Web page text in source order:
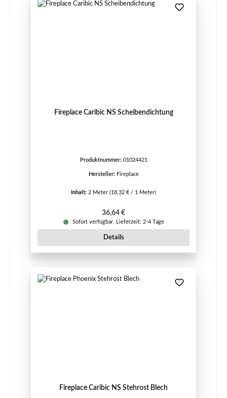
Fireplace Caribic NS Scheibendichtung
Produktnummer: 01024421
Hersteller: Fireplace
Inhalt: 2 Meter (18,32 € / 1 Meter)
Regulärer Preis:
36,64 €
Sofort verfügbar, Lieferzeit: 2-4 Tage
Details
Fireplace Caribic NS Stehrost Blech